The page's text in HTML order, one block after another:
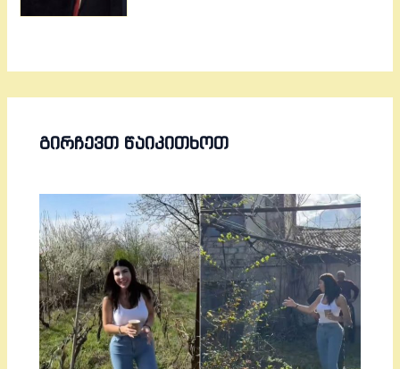
ᲒᲘᲠᲩᲔᲕᲗ ᲬᲐᲘᲙᲘᲗᲮᲝᲗ